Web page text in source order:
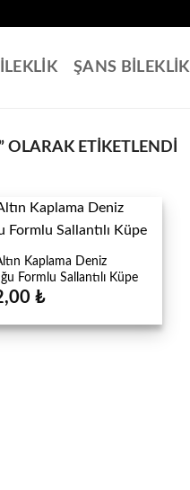
ŞANS BİLEKLİK
OLARAK ETIKETLENDI
Kaplama Deniz
Formlu Sallantılı Küpe
₺